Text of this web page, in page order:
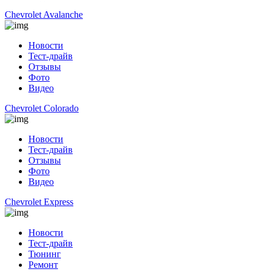
Chevrolet Avalanche
Новости
Тест-драйв
Отзывы
Фото
Видео
Chevrolet Colorado
Новости
Тест-драйв
Отзывы
Фото
Видео
Chevrolet Express
Новости
Тест-драйв
Тюнинг
Ремонт